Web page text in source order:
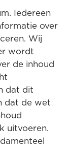
Iedereen
over
Wij
wordt
de inhoud
dat dit
dat de wet
uitvoeren.